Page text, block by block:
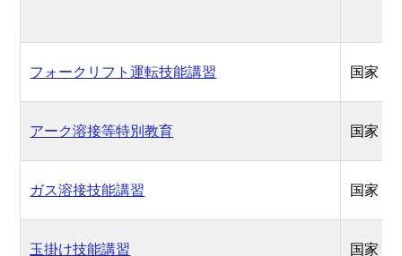
フォークリフト運転技能講習 国家
アーク溶接等特別教育 国家
ガス溶接技能講習 国家
玉掛け技能講習 国家